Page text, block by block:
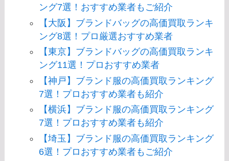
ング7選！おすすめ業者もご紹介
【大阪】ブランドバッグの高価買取ランキ
ング8選！プロ厳選おすすめ業者
【東京】ブランドバッグの高価買取ランキ
ング11選！プロおすすめ業者
【神戸】ブランド服の高価買取ランキング
7選！プロおすすめ業者も紹介
【横浜】ブランド服の高価買取ランキング
7選！プロおすすめ業者も紹介
【埼玉】ブランド服の高価買取ランキング
6選！プロおすすめ業者もご紹介